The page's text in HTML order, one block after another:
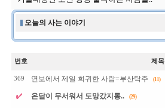
오늘의 사는 이야기
번호 제목
369 연보에서 제일 희귀한 사람=부산탁주 (11)
온달이 무서워서 도망갔지롱.. (29)